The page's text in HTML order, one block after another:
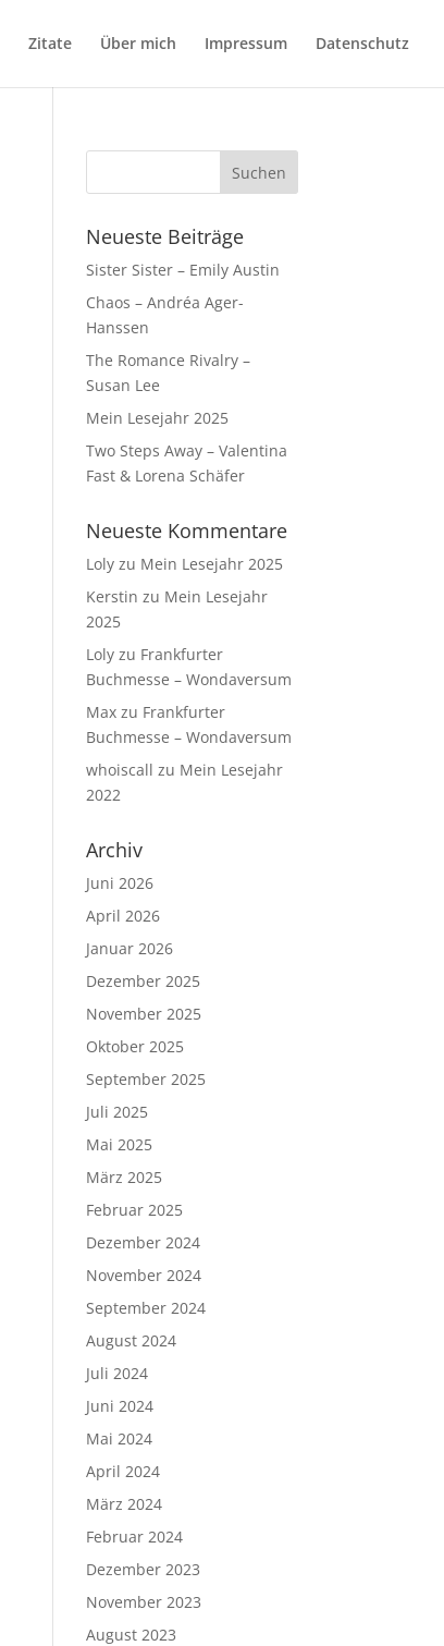
Zitate Über mich Impressum Datenschutz
Neueste Beiträge
Sister Sister – Emily Austin
Chaos – Andréa Ager-
Hanssen
The Romance Rivalry –
Susan Lee
Mein Lesejahr 2025
Two Steps Away – Valentina
Fast & Lorena Schäfer
Neueste Kommentare
Loly zu Mein Lesejahr 2025
Kerstin zu Mein Lesejahr
2025
Loly zu Frankfurter
Buchmesse – Wondaversum
Max zu Frankfurter
Buchmesse – Wondaversum
whoiscall zu Mein Lesejahr
2022
Archiv
Juni 2026
April 2026
Januar 2026
Dezember 2025
November 2025
Oktober 2025
September 2025
Juli 2025
Mai 2025
März 2025
Februar 2025
Dezember 2024
November 2024
September 2024
August 2024
Juli 2024
Juni 2024
Mai 2024
April 2024
März 2024
Februar 2024
Dezember 2023
November 2023
August 2023